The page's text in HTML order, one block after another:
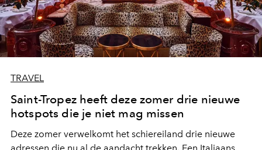
TRAVEL
Saint-Tropez heeft deze zomer drie nieuwe
hotspots die je niet mag missen
Deze zomer verwelkomt het schiereiland drie nieuwe